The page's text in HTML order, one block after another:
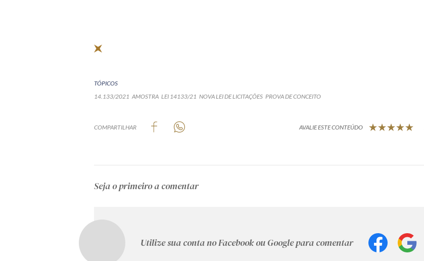
TÓPICOS
14.133/2021 AMOSTRA LEI 14133/21 NOVA LEI DE LICITAÇÕES PROVA DE CONCEITO
COMPARTILHAR AVALIE ESTE CONTEÚDO
Seja o primeiro a comentar
Utilize sua conta no Facebook ou Google para comentar